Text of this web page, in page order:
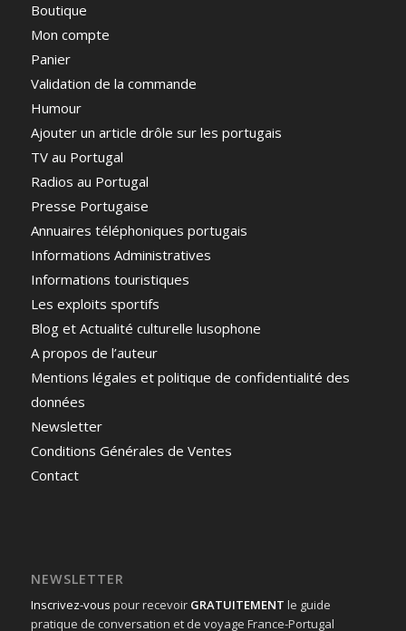
Boutique
Mon compte
Panier
Validation de la commande
Humour
Ajouter un article drôle sur les portugais
TV au Portugal
Radios au Portugal
Presse Portugaise
Annuaires téléphoniques portugais
Informations Administratives
Informations touristiques
Les exploits sportifs
Blog et Actualité culturelle lusophone
A propos de l’auteur
Mentions légales et politique de confidentialité des
données
Newsletter
Conditions Générales de Ventes
Contact
NEWSLETTER
Inscrivez-vous pour recevoir GRATUITEMENT le guide
pratique de conversation et de voyage France-Portugal